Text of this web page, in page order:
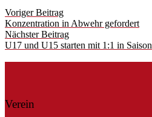
navigation
Voriger Beitrag
Konzentration in Abwehr gefordert
Nächster Beitrag
U17 und U15 starten mit 1:1 in Saison
Verein